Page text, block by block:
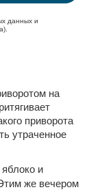
данных и
на
приворота
утраченное
и
же вечером